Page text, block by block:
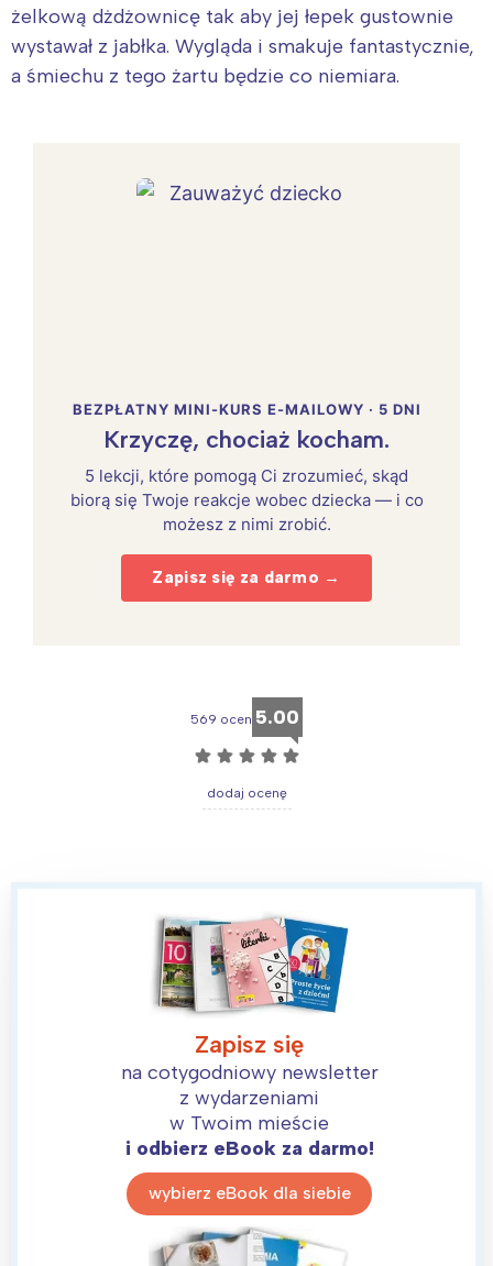
żelkową dżdżownicę tak aby jej łepek gustownie
wystawał z jabłka. Wygląda i smakuje fantastycznie,
a śmiechu z tego żartu będzie co niemiara.
BEZPŁATNY MINI-KURS E-MAILOWY · 5 DNI
Krzyczę, chociaż kocham.
5 lekcji, które pomogą Ci zrozumieć, skąd
biorą się Twoje reakcje wobec dziecka — i co
możesz z nimi zrobić.
Zapisz się za darmo →
569 ocen 5.00
☆ ☆ ☆ ☆ ☆
dodaj ocenę
Zapisz się
na cotygodniowy newsletter
z wydarzeniami
w Twoim mieście
i odbierz eBook za darmo!
wybierz eBook dla siebie